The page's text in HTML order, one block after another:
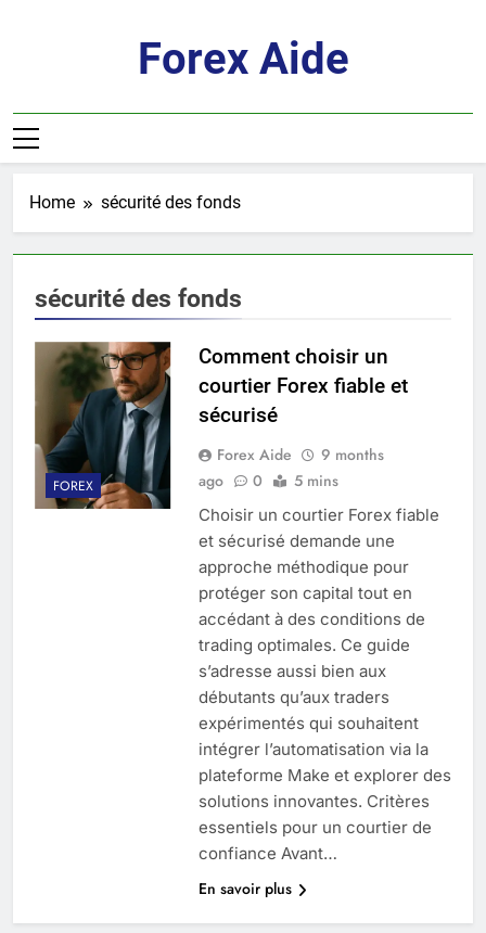
Forex Aide
Home sécurité des fonds
sécurité des fonds
FOREX
Comment choisir un
courtier Forex fiable et
sécurisé
Forex Aide
9 months
ago
0 5 mins
Choisir un courtier Forex fiable
et sécurisé demande une
approche méthodique pour
protéger son capital tout en
accédant à des conditions de
trading optimales. Ce guide
s’adresse aussi bien aux
débutants qu’aux traders
expérimentés qui souhaitent
intégrer l’automatisation via la
plateforme Make et explorer des
solutions innovantes. Critères
essentiels pour un courtier de
confiance Avant…
En savoir plus